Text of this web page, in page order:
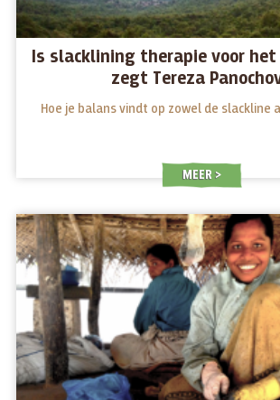
Is slacklining therapie voor het
zegt Tereza
Hoe je balans vindt op zowel de slackline
MEER